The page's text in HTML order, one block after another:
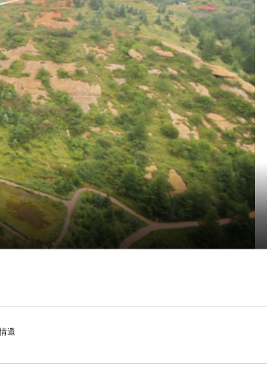
在高山中的城市，就算是7月大熱天，平均氣溫也
5個多小時的時間，一路上風景丕變，黃土坡→
還